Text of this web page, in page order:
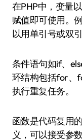
在PHP中，变量
赋值即可使用。
以用单引号或双
条件语句如if、
环结构包括for、
执行重复任务。
函数是代码复用
义，可以接受参